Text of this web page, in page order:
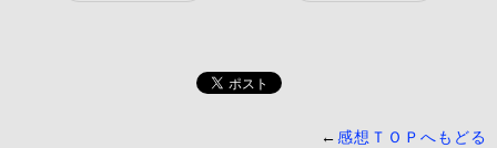
←感想ＴＯＰへもどる